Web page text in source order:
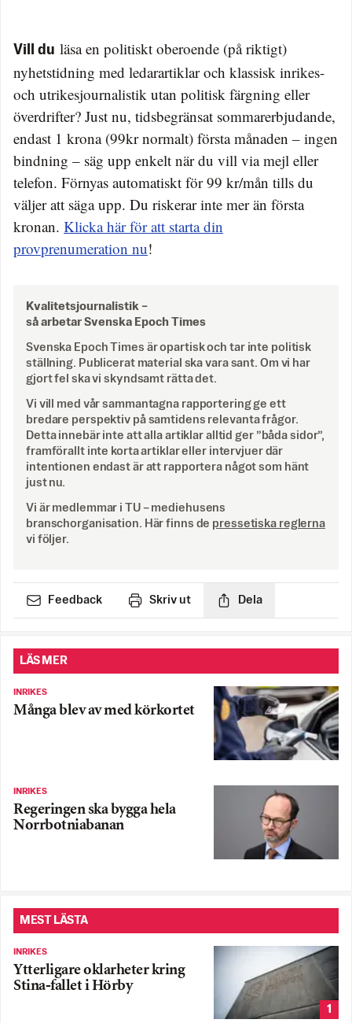
Vill du läsa en politiskt oberoende (på riktigt)
nyhetstidning med ledarartiklar och klassisk inrikes-
och utrikesjournalistik utan politisk färgning eller
överdrifter? Just nu, tidsbegränsat sommarerbjudande,
endast 1 krona (99kr normalt) första månaden – ingen
bindning – säg upp enkelt när du vill via mejl eller
telefon. Förnyas automatiskt för 99 kr/mån tills du
väljer att säga upp. Du riskerar inte mer än första
kronan. Klicka här för att starta din
provprenumeration nu!
Kvalitetsjournalistik –
så arbetar Svenska Epoch Times
Svenska Epoch Times är opartisk och tar inte politisk
ställning. Publicerat material ska vara sant. Om vi har
gjort fel ska vi skyndsamt rätta det.
Vi vill med vår sammantagna rapportering ge ett
bredare perspektiv på samtidens relevanta frågor.
Detta innebär inte att alla artiklar alltid ger ”båda sidor”,
framförallt inte korta artiklar eller intervjuer där
intentionen endast är att rapportera något som hänt
just nu.
Vi är medlemmar i TU – mediehusens
branschorganisation. Här finns de pressetiska reglerna
vi följer.
Feedback Skriv ut Dela
LÄS MER
INRIKES
Många blev av med körkortet
INRIKES
Regeringen ska bygga hela
Norrbotniabanan
MEST LÄSTA
INRIKES
Ytterligare oklarheter kring
Stina-fallet i Hörby
1